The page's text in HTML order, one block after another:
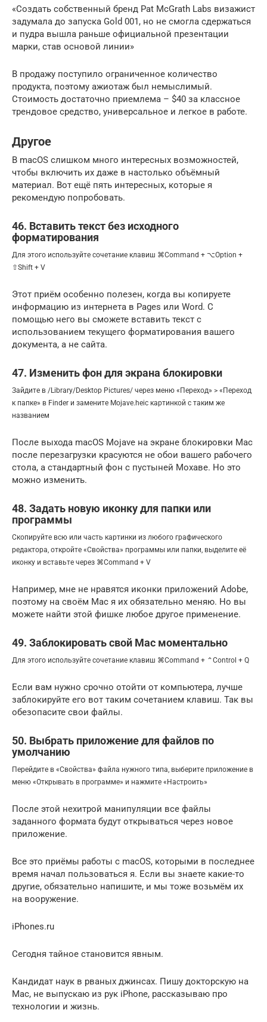
«Создать собственный бренд Pat McGrath Labs визажист
задумала до запуска Gold 001, но не смогла сдержаться
и пудра вышла раньше официальной презентации
марки, став основой линии»
В продажу поступило ограниченное количество
продукта, поэтому ажиотаж был немыслимый.
Стоимость достаточно приемлема – $40 за классное
трендовое средство, универсальное и легкое в работе.
Другое
В macOS слишком много интересных возможностей,
чтобы включить их даже в настолько объёмный
материал. Вот ещё пять интересных, которые я
рекомендую попробовать.
46. Вставить текст без исходного
форматирования
Для этого используйте сочетание клавиш ⌘Command + ⌥Option +
⇧Shift + V
Этот приём особенно полезен, когда вы копируете
информацию из интернета в Pages или Word. С
помощью него вы сможете вставить текст с
использованием текущего форматирования вашего
документа, а не сайта.
47. Изменить фон для экрана блокировки
Зайдите в /Library/Desktop Pictures/ через меню «Переход» > «Переход
к папке» в Finder и замените Mojave.heic картинкой с таким же
названием
После выхода macOS Mojave на экране блокировки Mac
после перезагрузки красуются не обои вашего рабочего
стола, а стандартный фон с пустыней Мохаве. Но это
можно изменить.
48. Задать новую иконку для папки или
программы
Скопируйте всю или часть картинки из любого графического
редактора, откройте «Свойства» программы или папки, выделите её
иконку и вставьте через ⌘Command + V
Например, мне не нравятся иконки приложений Adobe,
поэтому на своём Mac я их обязательно меняю. Но вы
можете найти этой фишке любое другое применение.
49. Заблокировать свой Mac моментально
Для этого используйте сочетание клавиш ⌘Command + ⌃Control + Q
Если вам нужно срочно отойти от компьютера, лучше
заблокируйте его вот таким сочетанием клавиш. Так вы
обезопасите свои файлы.
50. Выбрать приложение для файлов по
умолчанию
Перейдите в «Свойства» файла нужного типа, выберите приложение в
меню «Открывать в программе» и нажмите «Настроить»
После этой нехитрой манипуляции все файлы
заданного формата будут открываться через новое
приложение.
Все это приёмы работы с macOS, которыми в последнее
время начал пользоваться я. Если вы знаете какие-то
другие, обязательно напишите, и мы тоже возьмём их
на вооружение.
iPhones.ru
Сегодня тайное становится явным.
Кандидат наук в рваных джинсах. Пишу докторскую на
Mac, не выпускаю из рук iPhone, рассказываю про
технологии и жизнь.